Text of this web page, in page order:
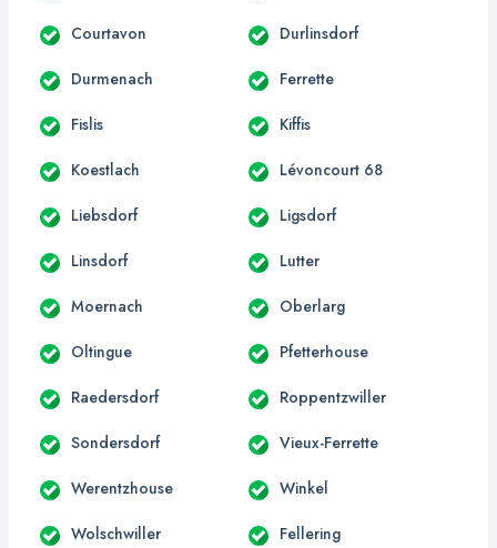
Courtavon Durlinsdorf
Durmenach Ferrette
Fislis Kiffis
Koestlach Lévoncourt 68
Liebsdorf Ligsdorf
Linsdorf Lutter
Moernach Oberlarg
Oltingue Pfetterhouse
Raedersdorf Roppentzwiller
Sondersdorf Vieux-Ferrette
Werentzhouse Winkel
Wolschwiller Fellering